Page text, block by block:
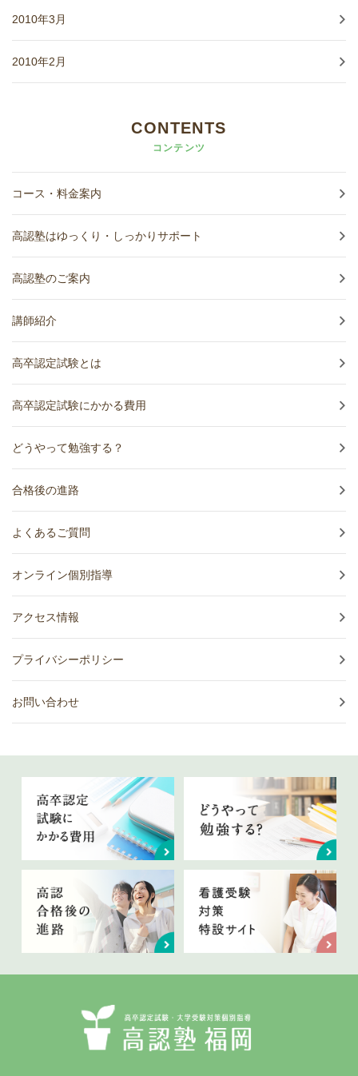
2010年3月
2010年2月
CONTENTS
コンテンツ
コース・料金案内
高認塾はゆっくり・しっかりサポート
高認塾のご案内
講師紹介
高卒認定試験とは
高卒認定試験にかかる費用
どうやって勉強する？
合格後の進路
よくあるご質問
オンライン個別指導
アクセス情報
プライバシーポリシー
お問い合わせ